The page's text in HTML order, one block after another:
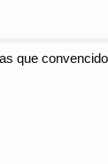
que